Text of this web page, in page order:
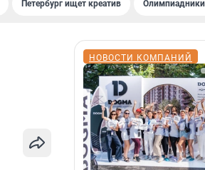
Петербург ищет креатив Олимпиадники
НОВОСТИ КОМПАНИЙ